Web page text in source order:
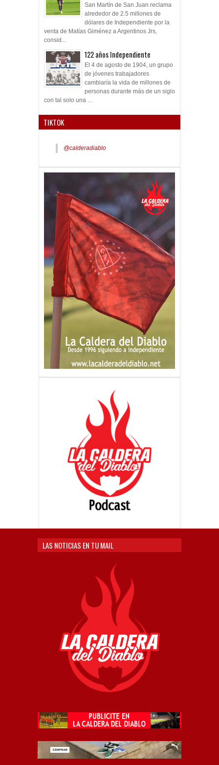
San Martín de San Juan reclama
alrededor de 2.5 millones de
dólares de Independiente por la
venta de Matías Giménez a Argentinos Jrs,
consid...
122 años Independiente
El 4 de agosto de 1904, un grupo
de jóvenes trabajadores
cambiaría la vida de millones de
personas durante más de un siglo
con tal solo una ...
TIKTOK
@calderadiablo
LAS NOTICIAS EN TU MAIL